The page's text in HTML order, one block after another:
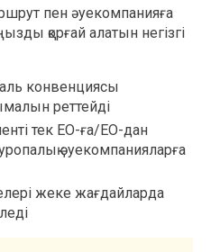
пен әуекомпанияға
қорғай алатын негізгі
конвенциясы
реттейді
тек ЕО-ға/ЕО-дан
әуекомпанияларға
жеке жағдайларда